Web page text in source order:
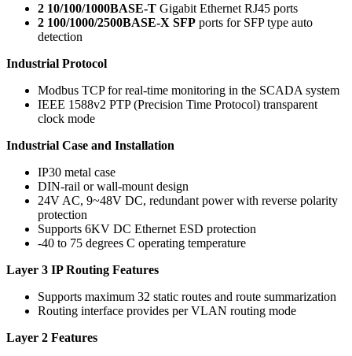
2 10/100/1000BASE-T Gigabit Ethernet RJ45 ports
2 100/1000/2500BASE-X SFP ports for SFP type auto
detection
Industrial Protocol
Modbus TCP for real-time monitoring in the SCADA system
IEEE 1588v2 PTP (Precision Time Protocol) transparent
clock mode
Industrial Case and Installation
IP30 metal case
DIN-rail or wall-mount design
24V AC, 9~48V DC, redundant power with reverse polarity
protection
Supports 6KV DC Ethernet ESD protection
-40 to 75 degrees C operating temperature
Layer 3 IP Routing Features
Supports maximum 32 static routes and route summarization
Routing interface provides per VLAN routing mode
Layer 2 Features